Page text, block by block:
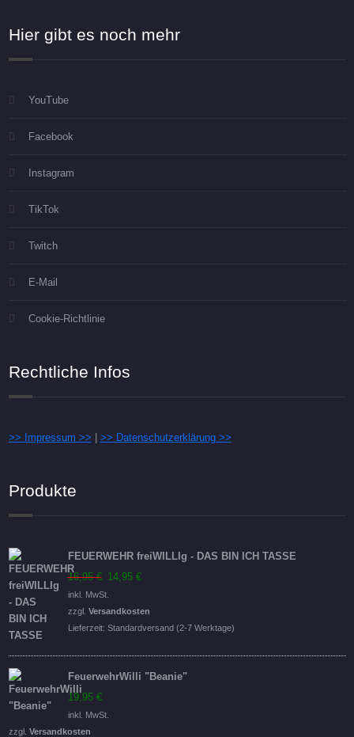
Hier gibt es noch mehr
YouTube
Facebook
Instagram
TikTok
Twitch
E-Mail
Cookie-Richtlinie
Rechtliche Infos
>> Impressum >> >> Datenschutzerklärung >>
Produkte
FEUERWEHR freiWILLIg - DAS BIN ICH TASSE
16,95€ Ursprünglicher
Preis
war:
16,95 €
14,95 €
ist:
14,95 €.
inkl. MwSt.
zzgl. Versandkosten
Lieferzeit: Standardversand (2-7 Werktage)
FeuerwehrWilli "Beanie"
19,95 €
inkl. MwSt.
zzgl. Versandkosten